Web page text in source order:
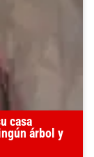
casa
árbol y